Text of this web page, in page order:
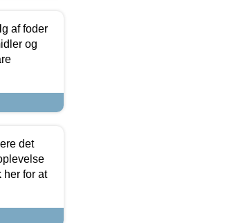
af foder
og
det
her for at